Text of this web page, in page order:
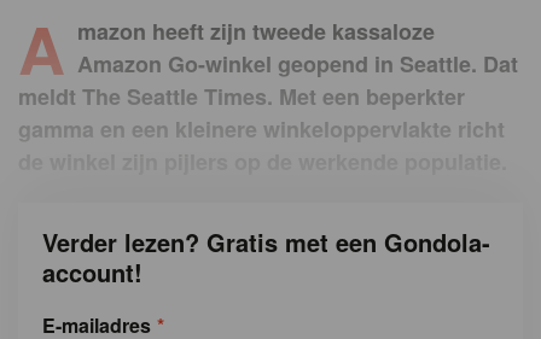
A mazon heeft zijn tweede kassaloze
Amazon Go-winkel geopend in Seattle. Dat
meldt The Seattle Times. Met een beperkter
gamma en een kleinere winkeloppervlakte richt
Verder lezen? Gratis met een Gondola-
account!
E-mailadres